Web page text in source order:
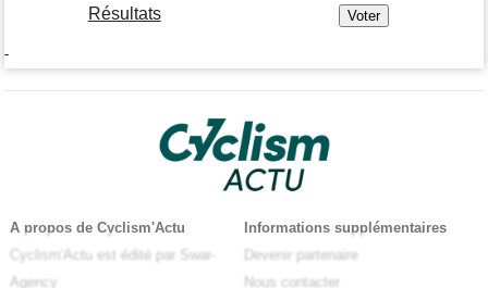
Résultats
-
A propos de Cyclism'Actu
Cyclism'Actu est édité par Swar-
Agency
Informations supplémentaires
Devenir partenaire
Nous contacter